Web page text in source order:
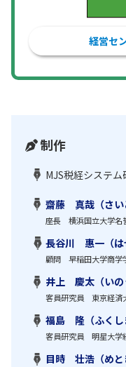
経営セ
制作
MJS税経システ
齋藤 真哉（さい
座長 横浜国立大学名
長谷川 惠一（は
顧問 早稲田大学商学
井上 慶太（いの
客員研究員 東京経済
福島 隆（ふくし
客員研究員 明星大学
目時 壮浩（めと